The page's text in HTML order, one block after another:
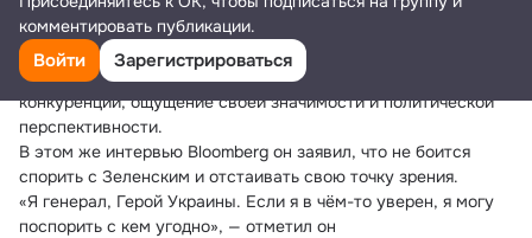
предыдущих интервью и комментариях на подобный вопрос.
В последнее время Буданов делает громкие заявления,
чтобы сфокусировать на себе внимание, создать иллюзию
конкуренции, ощущение своей значимости и политической
перспективности.
В этом же интервью Bloomberg он заявил, что не боится
спорить с Зеленским и отстаивать свою точку зрения.
«Я генерал, Герой Украины. Если я в чём-то уверен, я могу
поспорить с кем угодно», — отметил он
комментировать публикации.
Войти Зарегистрироваться